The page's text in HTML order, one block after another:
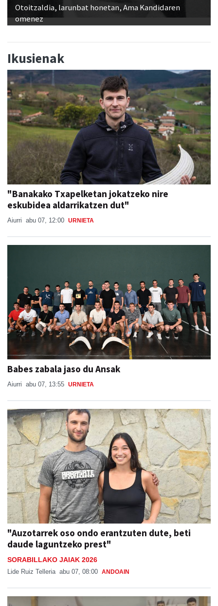
Otoitzaldia, larunbat honetan, Ama Kandidaren
omenez
Ikusienak
"Banakako Txapelketan jokatzeko nire
eskubidea aldarrikatzen dut"
Aiurri abu 07, 12:00 URNIETA
Babes zabala jaso du Ansak
Aiurri abu 07, 13:55 URNIETA
"Auzotarrek oso ondo erantzuten dute, beti
daude laguntzeko prest"
SORABILLAKO JAIAK 2026
Lide Ruiz Telleria abu 07, 08:00 ANDOAIN